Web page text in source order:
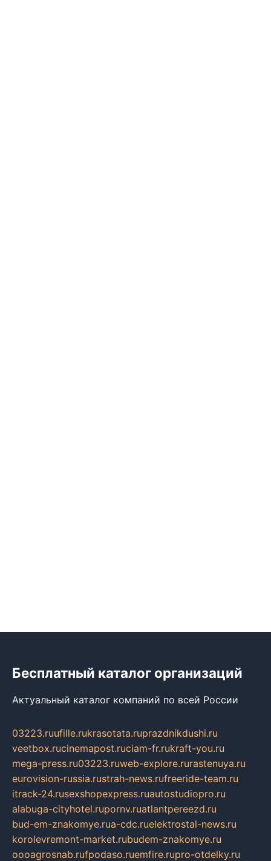
Бесплатный каталог организаций
Актуальный каталог компаний по всей России
03223.ruufille.rukrasotata.ruprazdnikdushi.ru
veetbox.rucinemapost.ruciam-fr.rukraft-you.ru
mega-press.ru03223.ruweb-explore.rurastenuya.ru
eurovision-russia.rustrah-news.rufreeride-team.ru
itrack-24.rusexshopexpress.ruautostudiopro.ru
alabuga-cityhotel.rupornv.ruatlantpereezd.ru
bud-em-znakomye.rua-cdc.ruelektrostal-news.ru
korolevremont-market.rubudem-znakomye.ru
oooagrosnab.rufpodaso.ruemfire.rupro-otdelky.ru